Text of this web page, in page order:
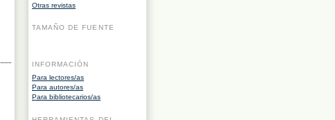
Otras revistas
TAMAÑO DE FUENTE
INFORMACIÓN
Para lectores/as
Para autores/as
Para bibliotecarios/as